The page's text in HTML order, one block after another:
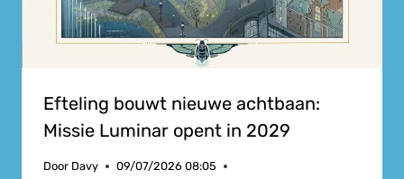
Efteling bouwt nieuwe achtbaan:
Missie Luminar opent in 2029
Door Davy
09/07/2026 08:05